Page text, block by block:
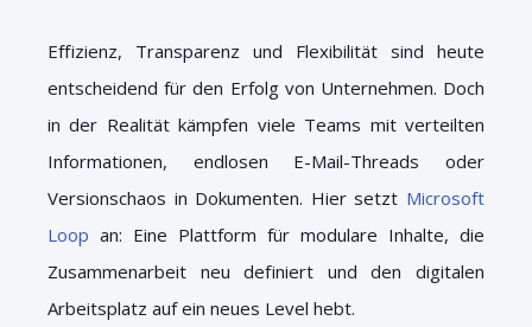
Effizienz, Transparenz und Flexibilität sind heute
entscheidend für den Erfolg von Unternehmen. Doch
in der Realität kämpfen viele Teams mit verteilten
Informationen, endlosen E-Mail-Threads oder
Versionschaos in Dokumenten. Hier setzt Microsoft
Loop an: Eine Plattform für modulare Inhalte, die
Zusammenarbeit neu definiert und den digitalen
Arbeitsplatz auf ein neues Level hebt.